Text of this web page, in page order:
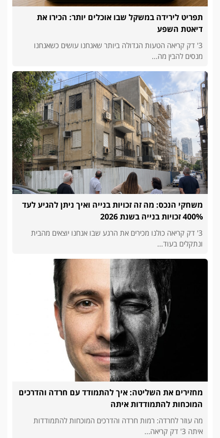
תפריט לירידה במשקל שבו אוכלים יותר: הכירו את
דיאטת השפע
3' דק קריאה הטעות הגדולה ביותר שאנחנו עושים כשאנחנו
מנסים להבין מה...
משחקי הנכס: מה זה זכויות בנייה ואיך ניתן להגיע לעד
400% זכויות בנייה בשנת 2026
3' דק קריאה כולנו מכירים את הרגע שבו אנחנו יוצאים מהבית
ונתקלים בעוד...
מחזירים את השליטה: איך להתמודד עם חרדה והדרכים
המוכחות להתמודדות איתה
מה עוזר לחרדה: רמות חרדה והדרכים המוכחות להתמודדות
איתה 3' דק קריאה...